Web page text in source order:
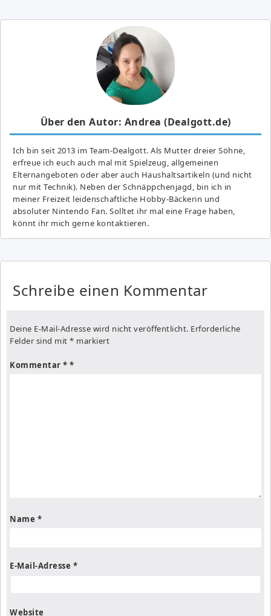
Über den Autor: Andrea (Dealgott.de)
Ich bin seit 2013 im Team-Dealgott. Als Mutter dreier Söhne,
erfreue ich euch auch mal mit Spielzeug, allgemeinen
Elternangeboten oder aber auch Haushaltsartikeln (und nicht
nur mit Technik). Neben der Schnäppchenjagd, bin ich in
meiner Freizeit leidenschaftliche Hobby-Bäckerin und
absoluter Nintendo Fan. Solltet ihr mal eine Frage haben,
könnt ihr mich gerne kontaktieren.
Schreibe einen Kommentar
Deine E-Mail-Adresse wird nicht veröffentlicht. Erforderliche
Felder sind mit * markiert
Kommentar *
Name *
E-Mail-Adresse *
Website